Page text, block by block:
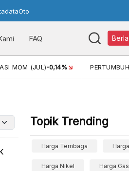
FAQ
(JUL) -0,14% PERTUMBUHAN
Topik Trending
Harga Tembaga
Harga Nikel Harga